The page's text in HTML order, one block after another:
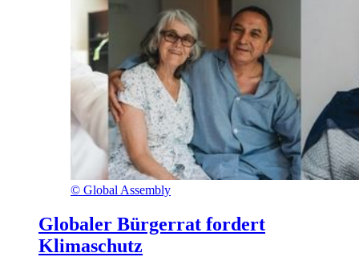
© Global Assembly
Globaler Bürgerrat fordert
Klimaschutz